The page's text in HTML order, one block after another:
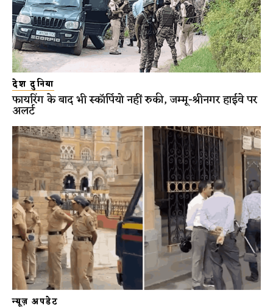
देश दुनिया
फायरिंग के बाद भी स्कॉर्पियो नहीं रुकी, जम्मू-श्रीनगर हाईवे पर
अलर्ट
न्यूज़ अपडेट